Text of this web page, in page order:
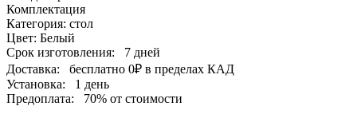
Комплектация
Категория: стол
Цвет: Белый
Срок изготовления:
7 дней
Доставка:
бесплатно 0₽ в пределах КАД
Установка:
1 день
Предоплата:
70% от стоимости